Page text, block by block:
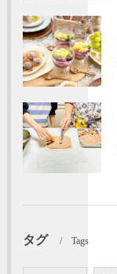
タグ Tags